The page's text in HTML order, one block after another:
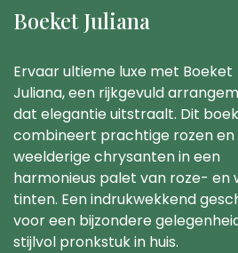
Boeket Juliana
Ervaar ultieme luxe met Boeket
Juliana, een rijkgevuld
dat elegantie uitstraalt. Dit
combineert prachtige rozen en
weelderige chrysanten in een
harmonieus palet van roze- en
tinten. Een indrukwekkend
voor een bijzondere
stijlvol pronkstuk in huis.